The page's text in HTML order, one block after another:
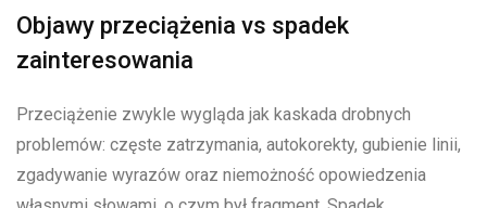
Objawy przeciążenia vs spadek
zainteresowania
Przeciążenie zwykle wygląda jak kaskada drobnych
problemów: częste zatrzymania, autokorekty, gubienie linii,
zgadywanie wyrazów oraz niemożność opowiedzenia